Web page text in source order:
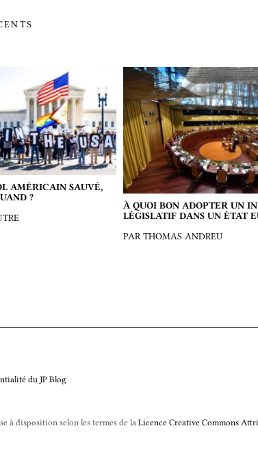
AMÉRICAIN SAUVÉ,
?
À QUOI BON ADOPTER UN
LÉGISLATIF DANS UN ÉTAT
PAR THOMAS ANDREU
du JP Blog
à disposition selon les termes de la Licence Creative Commons